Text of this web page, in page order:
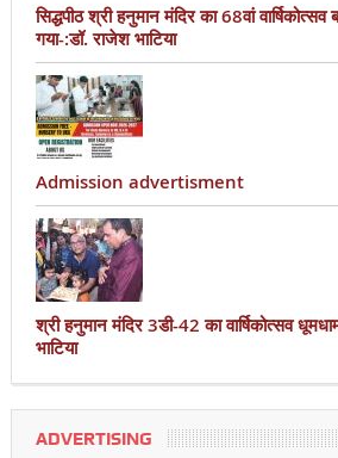
सिद्धपीठ श्री हनुमान मंदिर का 68वां
गया-:डॉ. राजेश भाटिया
Admission advertisment
श्री हनुमान मंदिर 3डी-42 का वार्षिकोत्सव
भाटिया
ADVERTISING